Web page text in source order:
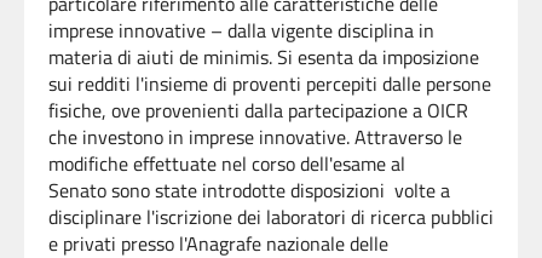
imprese innovative – dalla vigente disciplina in
materia di aiuti de minimis. Si esenta da imposizione
sui redditi l'insieme di proventi percepiti dalle persone
fisiche, ove provenienti dalla partecipazione a OICR
che investono in imprese innovative. Attraverso le
modifiche effettuate nel corso dell'esame al
Senato sono state introdotte disposizioni volte a
disciplinare l'iscrizione dei laboratori di ricerca pubblici
e privati presso l'Anagrafe nazionale delle